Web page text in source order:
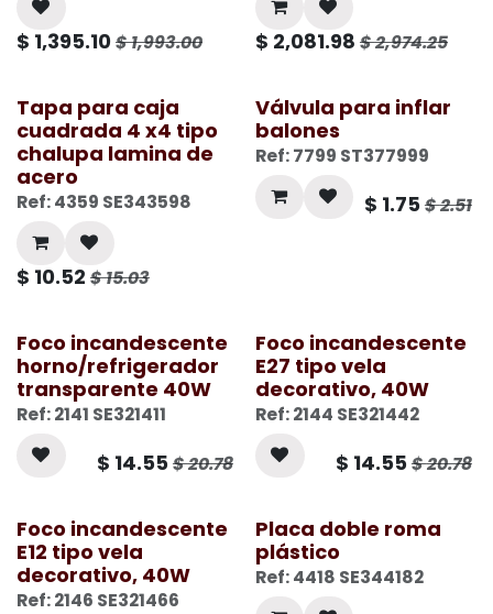
$ 1,395.10$1,993.00 $ 2,081.98 $2,974.25
Tapa para caja
cuadrada 4 x4 tipo
chalupa lamina de
acero
Ref: 4359 SE343598
$ 10.52 $15.03
Válvula para inflar
balones
Ref: 7799 ST377999
$ 1.75 $2.51
Foco incandescente
horno/refrigerador
transparente 40W
Ref: 2141 SE321411
$ 14.55 $20.78
Foco incandescente
E27 tipo vela
decorativo, 40W
Ref: 2144 SE321442
$ 14.55 $20.78
Foco incandescente
E12 tipo vela
decorativo, 40W
Ref: 2146 SE321466
Placa doble roma
plástico
Ref: 4418 SE344182